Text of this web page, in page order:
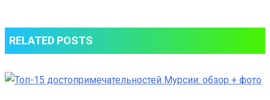
RELATED POSTS